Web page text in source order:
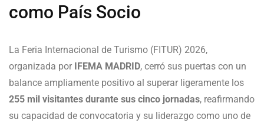
como País Socio
La Feria Internacional de Turismo (FITUR) 2026,
organizada por
IFEMA MADRID, cerró sus puertas con un
balance ampliamente positivo al superar ligeramente los
255 mil visitantes durante sus cinco jornadas, reafirmando
su capacidad de convocatoria y su liderazgo como uno de